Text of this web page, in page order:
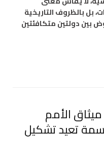
بل بالظروف التاريخية
بين دولتين متكافئتين
الأمم
تعيد تشكيل